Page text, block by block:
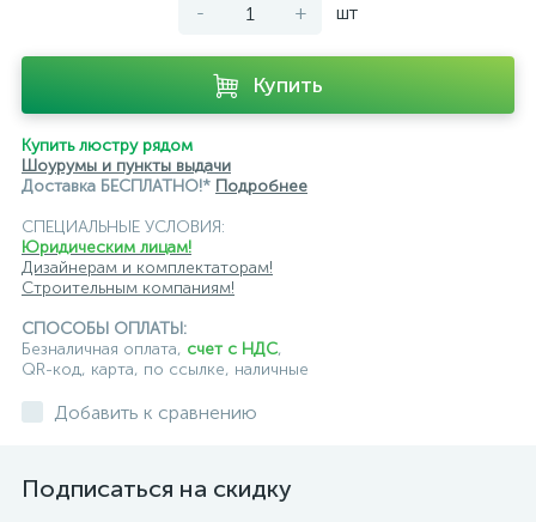
подвесные светильники Lumion
подвесные светильники Newport
подвесные светильники Odeon Light
подвесные светильники для кафе и ресторанов
подвесные светильники для лестниц
подвесные светильники над барной стойкой
подвесные светодиодные Kink Light
- + шт
Купить
Купить люстру рядом
Шоурумы и пункты выдачи
Доставка БЕСПЛАТНО!* Подробнее
СПЕЦИАЛЬНЫЕ УСЛОВИЯ:
Юридическим лицам!
Дизайнерам и комплектаторам!
Строительным компаниям!
СПОСОБЫ ОПЛАТЫ:
Безналичная оплата, счет с НДС,
QR-код, карта, по ссылке, наличные
Добавить к сравнению
Подписаться на скидку